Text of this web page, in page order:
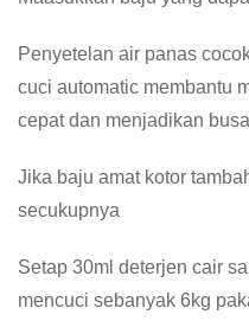
Penyetelan air panas
cuci automatic membantu
cepat dan menjadikan
Jika baju amat kotor
secukupnya
Setap 30ml deterjen cair
mencuci sebanyak 6kg